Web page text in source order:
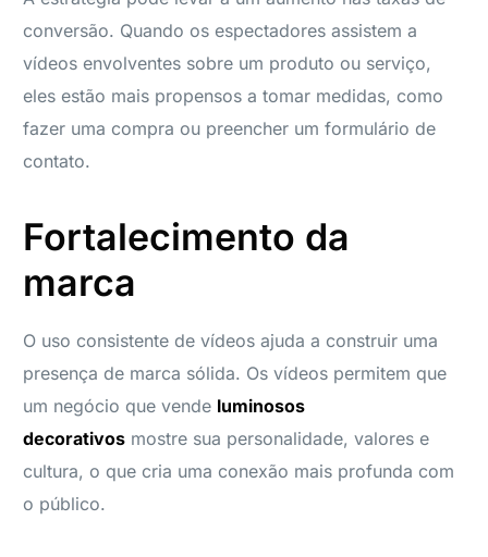
conversão. Quando os espectadores assistem a
vídeos envolventes sobre um produto ou serviço,
eles estão mais propensos a tomar medidas, como
fazer uma compra ou preencher um formulário de
contato.
Fortalecimento da
marca
O uso consistente de vídeos ajuda a construir uma
presença de marca sólida. Os vídeos permitem que
um negócio que vende luminosos
decorativos mostre sua personalidade, valores e
cultura, o que cria uma conexão mais profunda com
o público.